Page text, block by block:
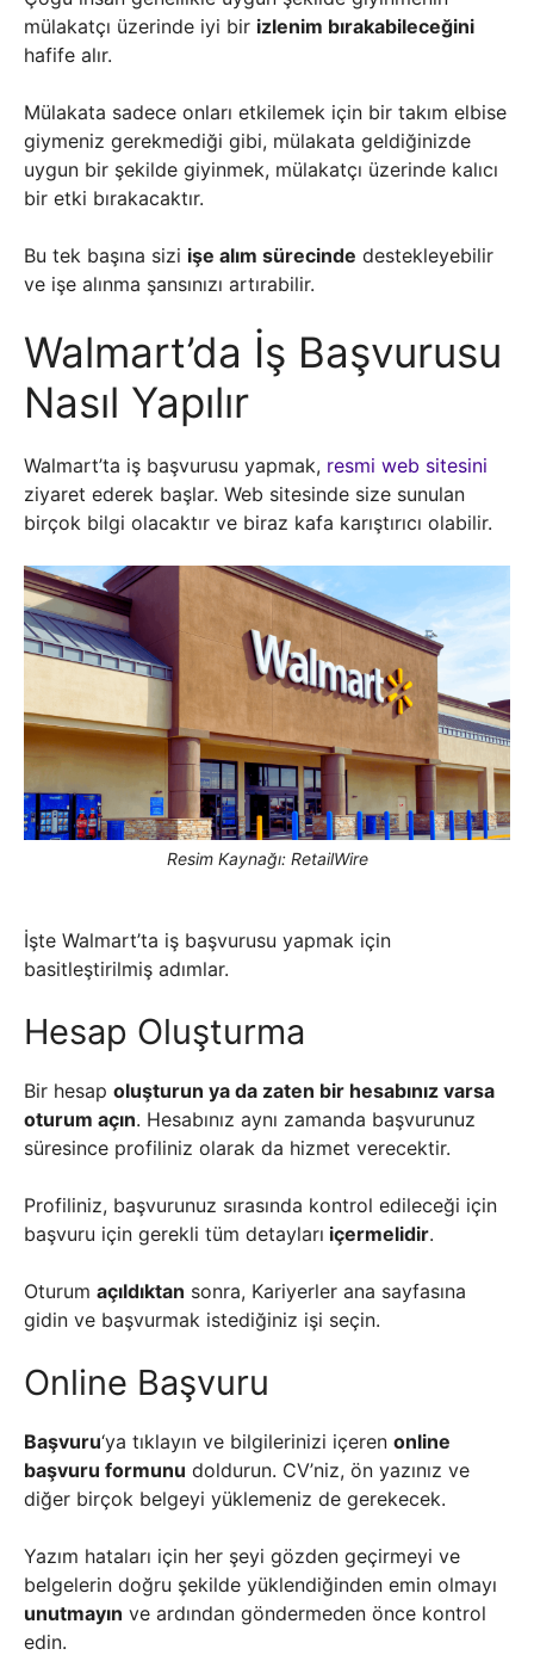
mülakatçı üzerinde iyi bir izlenim bırakabileceğini
hafife alır.
Mülakata sadece onları etkilemek için bir takım elbise
giymeniz gerekmediği gibi, mülakata geldiğinizde
uygun bir şekilde giyinmek, mülakatçı üzerinde kalıcı
bir etki bırakacaktır.
Bu tek başına sizi işe alım sürecinde destekleyebilir
ve işe alınma şansınızı artırabilir.
Walmart’da İş Başvurusu
Nasıl Yapılır
Walmart’ta iş başvurusu yapmak, resmi web sitesini
ziyaret ederek başlar. Web sitesinde size sunulan
birçok bilgi olacaktır ve biraz kafa karıştırıcı olabilir.
Resim Kaynağı: RetailWire
İşte Walmart’ta iş başvurusu yapmak için
basitleştirilmiş adımlar.
Hesap Oluşturma
Bir hesap oluşturun ya da zaten bir hesabınız varsa
oturum açın. Hesabınız aynı zamanda başvurunuz
süresince profiliniz olarak da hizmet verecektir.
Profiliniz, başvurunuz sırasında kontrol edileceği için
başvuru için gerekli tüm detayları içermelidir.
Oturum açıldıktan sonra, Kariyerler ana sayfasına
gidin ve başvurmak istediğiniz işi seçin.
Online Başvuru
Başvuru‘ya tıklayın ve bilgilerinizi içeren online
başvuru formunu doldurun. CV’niz, ön yazınız ve
diğer birçok belgeyi yüklemeniz de gerekecek.
Yazım hataları için her şeyi gözden geçirmeyi ve
belgelerin doğru şekilde yüklendiğinden emin olmayı
unutmayın ve ardından göndermeden önce kontrol
edin.